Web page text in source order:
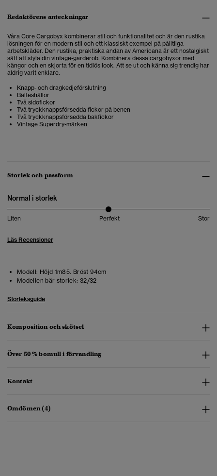
Redaktörens anteckningar
Våra Core Cargobyx kombinerar stil och funktionalitet och är den rustika
lösningen för en modern stil och ett klassiskt exempel på pålitliga
arbetskläder. Den rustika, praktiska andan av Americana är ett nostalgiskt
sätt att styla din vintage-garderob. Kombinera dessa cargobyxor med
kängor och en skjorta för en tidlös look. Att se ut och känna sig trendig har
aldrig varit enklare.
Knapp- och dragkedjeförslutning
Bälteshällor
Två sidofickor
Två tryckknappsförsedda fickor på benen
Två tryckknappsförsedda bakfickor
Vintage Superdry-märken
Storlek och passform
Normal i storlek
Liten Perfekt Stor
Läs Recensioner
Modell: Höjd 1m85. Bröst 94cm
Modellen bär storlek: 32/32
Storleksguide
Komposition och skötsel
Över 50 % bomull i förvandling
Kontakt
Omdömen (4)